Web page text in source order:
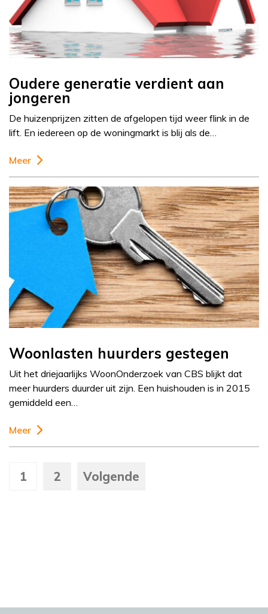
Oudere generatie verdient aan
jongeren
De huizenprijzen zitten de afgelopen tijd weer flink in de
lift. En iedereen op de woningmarkt is blij als de…
Meer
Woonlasten huurders gestegen
Uit het driejaarlijks WoonOnderzoek van CBS blijkt dat
meer huurders duurder uit zijn. Een huishouden is in 2015
gemiddeld een…
Meer
1 2 Volgende